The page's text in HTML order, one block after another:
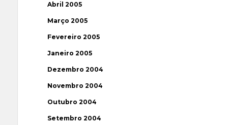
Abril 2005
Março 2005
Fevereiro 2005
Janeiro 2005
Dezembro 2004
Novembro 2004
Outubro 2004
Setembro 2004